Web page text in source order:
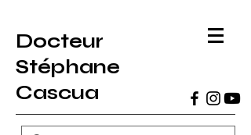
Docteur
Stéphane
Cascua